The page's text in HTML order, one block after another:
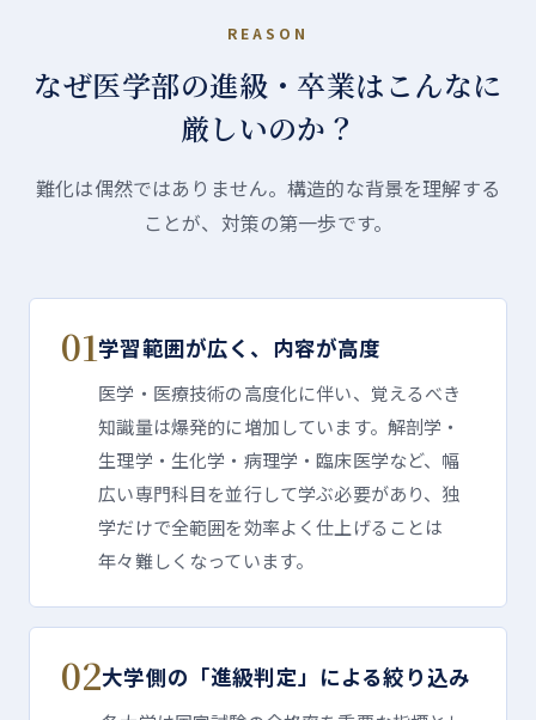
REASON
なぜ医学部の進級・卒業はこんなに
厳しいのか？
難化は偶然ではありません。構造的な背景を理解する
ことが、対策の第一歩です。
01学習範囲が広く、内容が高度
医学・医療技術の高度化に伴い、覚えるべき
知識量は爆発的に増加しています。解剖学・
生理学・生化学・病理学・臨床医学など、幅
広い専門科目を並行して学ぶ必要があり、独
学だけで全範囲を効率よく仕上げることは
年々難しくなっています。
02大学側の「進級判定」による絞り込み